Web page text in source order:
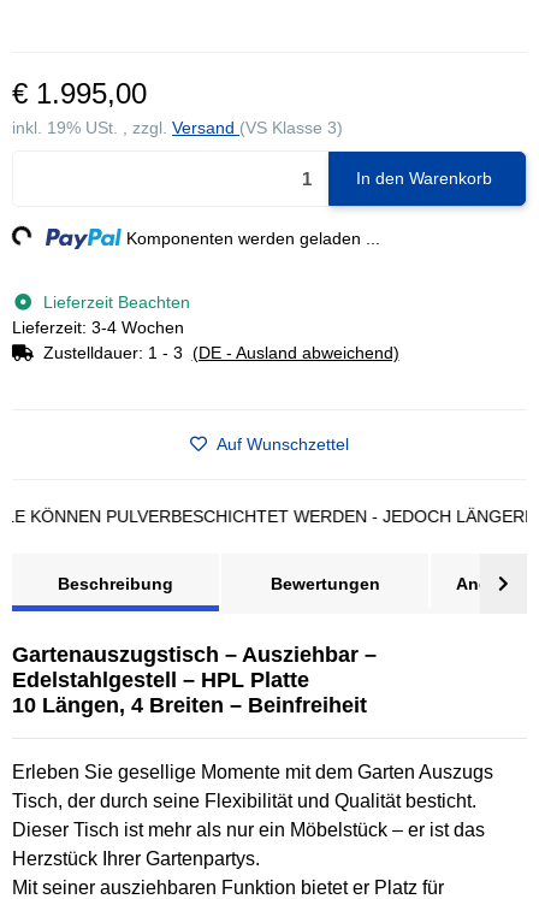
€ 1.995,00
inkl. 19% USt. , zzgl. Versand (VS Klasse 3)
In den Warenkorb
Komponenten werden geladen ...
Lieferzeit Beachten
Lieferzeit: 3-4 Wochen
Zustelldauer: 1 - 3 (DE - Ausland abweichend)
Auf Wunschzettel
PULVERBESCHICHTET WERDEN - JEDOCH LÄNGERE
Beschreibung Bewertungen Angebot
Gartenauszugstisch – Ausziehbar –
Edelstahlgestell – HPL Platte
10 Längen, 4 Breiten – Beinfreiheit
Erleben Sie gesellige Momente mit dem Garten Auszugs
Tisch, der durch seine Flexibilität und Qualität besticht.
Dieser Tisch ist mehr als nur ein Möbelstück – er ist das
Herzstück Ihrer Gartenpartys.
Mit seiner ausziehbaren Funktion bietet er Platz für